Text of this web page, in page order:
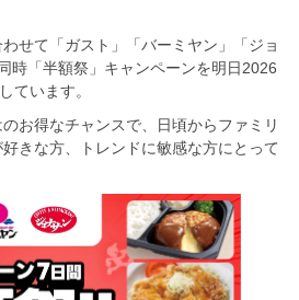
せて「ガスト」「バーミヤン」「ジョ
時「半額祭」キャンペーンを明日2026
ています。
お得なチャンスで、日頃からファミリ
きな方、トレンドに敏感な方にとって